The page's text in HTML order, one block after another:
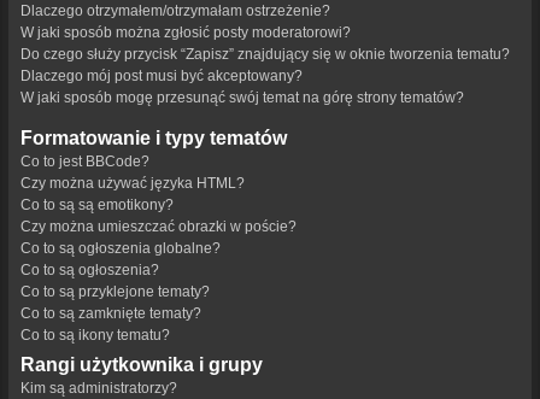
Dlaczego otrzymałem/otrzymałam ostrzeżenie?
W jaki sposób można zgłosić posty moderatorowi?
Do czego służy przycisk “Zapisz” znajdujący się w oknie tworzenia tematu?
Dlaczego mój post musi być akceptowany?
W jaki sposób mogę przesunąć swój temat na górę strony tematów?
Formatowanie i typy tematów
Co to jest BBCode?
Czy można używać języka HTML?
Co to są są emotikony?
Czy można umieszczać obrazki w poście?
Co to są ogłoszenia globalne?
Co to są ogłoszenia?
Co to są przyklejone tematy?
Co to są zamknięte tematy?
Co to są ikony tematu?
Rangi użytkownika i grupy
Kim są administratorzy?